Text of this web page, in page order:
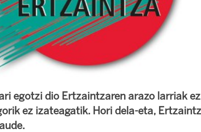
egotzi dio Ertzaintzaren arazo larriak
ez izateagatik. Hori dela-eta,